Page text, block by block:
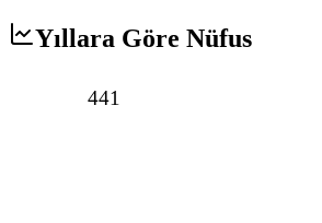
Yıllara Göre Nüfus
441